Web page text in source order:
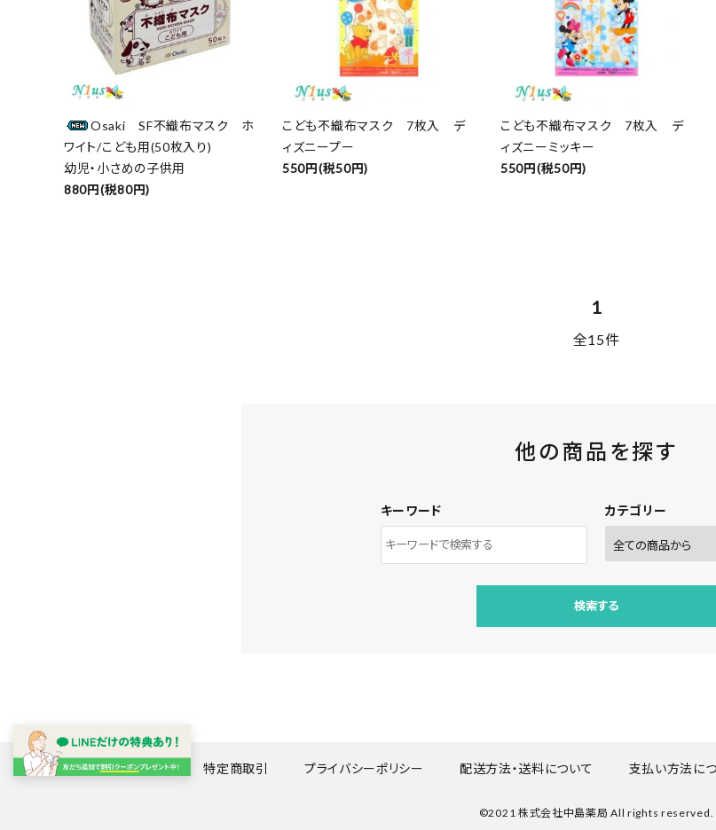
Osaki SF不織布マスク ホ
ワイト/こども用(50枚入り)
幼児・小さめの子供用
880円(税80円)
こども不織布マスク 7枚入 デ
ィズニープー
550円(税50円)
こども不織布マスク 7枚入 デ
ィズニーミッキー
550円(税50円)
1
全15件
他の商品を探す
キーワード カテゴリー
検索する
キーワード
特定商取引 プライバシーポリシー 配送方法・送料について 支払い方法に
©2021 株式会社中島薬局 All rights reserved.